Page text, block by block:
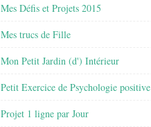
Mes Défis et Projets 2015
Mes trucs de Fille
Mon Petit Jardin (d') Intérieur
Petit Exercice de Psychologie positive
Projet 1 ligne par Jour